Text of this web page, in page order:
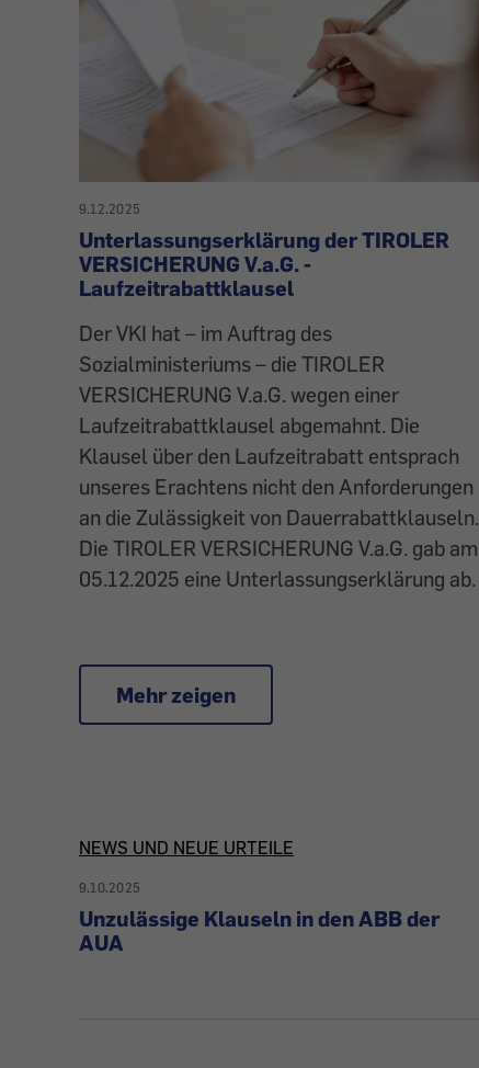
9.12.2025
Unterlassungserklärung der TIROLER
VERSICHERUNG V.a.G. -
Laufzeitrabattklausel
Der VKI hat – im Auftrag des
Sozialministeriums – die TIROLER
VERSICHERUNG V.a.G. wegen einer
Laufzeitrabattklausel abgemahnt. Die
Klausel über den Laufzeitrabatt entsprach
unseres Erachtens nicht den Anforderungen
an die Zulässigkeit von Dauerrabattklauseln.
Die TIROLER VERSICHERUNG V.a.G. gab am
05.12.2025 eine Unterlassungserklärung ab.
Mehr zeigen
Artikel
zu
News
NEWS UND NEUE URTEILE
9.10.2025
Unzulässige Klauseln in den ABB der
AUA